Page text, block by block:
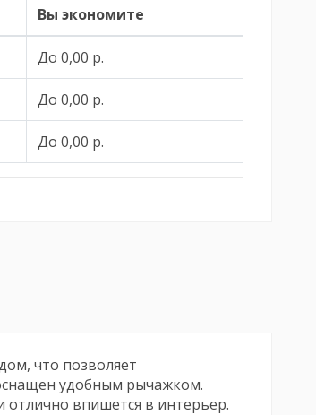
Вы экономите
До 0,00 р.
До 0,00 р.
До 0,00 р.
что позволяет
удобным рычажком.
впишется в интерьер.